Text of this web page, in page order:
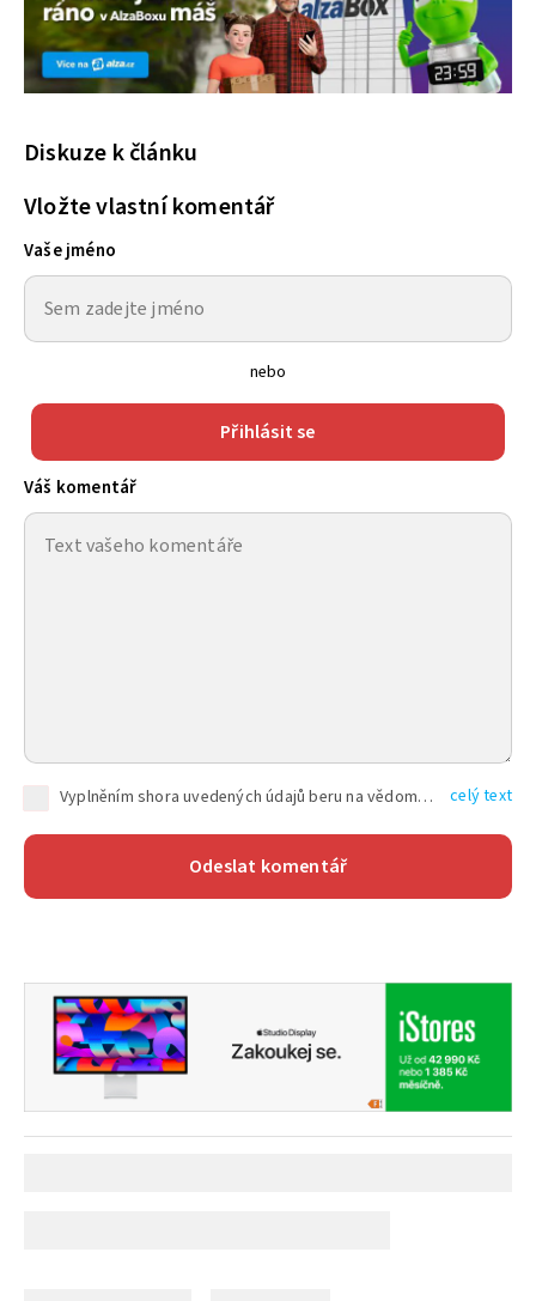
Diskuze k článku
Vložte vlastní komentář
Vaše jméno
nebo
Přihlásit se
Váš komentář
Vyplněním shora uvedených údajů beru na vědomí, že společnost TEXT FACTORY s.r.o., sídlem Brno, Durďákova 336/29, Černá Pole, PSČ: 613 00, IČ: 06157831, zapsané u Krajského soudu v Brně, oddíl C, vložka 100399, bude zpracovávat mé osobní údaje uvedené v rámci mnou vyplněného registračního formuláře na základě oprávněných zájmů TEXT FACTORY s.r.o. dle čl. 6 odst. 1 písm. f) GDPR a pro splnění právních povinností (čl. 6 odst. 1 písm. c) GDPR), a to pro tyto účely: nezbytnost zajistit oprávnění návštěvníka webových stránek provozovaných společností TEXT FACTORY s.r.o. přispívat aktivně ke zveřejněným článkům nebo v rámci diskusních fór a výkon práv TEXT FACTORY s.r.o. jako administrátora těchto diskusních fór. Více informací o zpracování osobních údajů a právech lze nalézt v celý text